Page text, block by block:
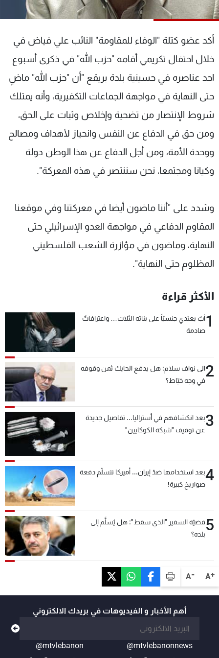
A+
A-
أكد عضو كتلة "الوفاء للمقاومة" النائب علي فياض في
خلال احتفال تكريمي أقامه "حزب الله" في ذكرى أسبوع
احد عناصره في حسينية بلدة بريقع "أن "حزب الله" ماضٍ
حتى النهاية في مواجهة الجماعات التكفيرية، وأنه يمتلك
شروط الإنتصار من تضحية وإخلاص وثبات على الحق،
ومن حق في الدفاع عن النفس وانحياز لأهداف ومصالح
ووحدة الأمة، ومن أجل الدفاع عن هذا الوطن دولة
وكيانا ومجتمعا، نحن سننتصر في هذه المعركة".
وشدد على "أننا ماضون أيضا في معركتنا وفي موقعنا
المقاوم الدفاعي في مواجهة العدو الإسرائيلي حتى
النهاية، وماضون في مؤازرة الشعب الفلسطيني
المظلوم حتى النهاية".
الأكثر قراءة
1أبٌ يعتدي جنسيّاً على بناته الثلاث… واعترافاتٌ
صادمة
2الى نواف سلام: هل يدفع الحايك ثمن وقوفه
في وجه خيّاط؟
3بعد انكشافهم في أستراليا... تفاصيل جديدة
عن توقيف "شبكة الكوكايين"
4بعد استخدامها ضدّ إيران... أميركا تتسلّم دفعة
صواريخ كبيرة!
5قضيّة السفير "الذي سقط": هل يُسلَّم إلى
بلده؟
أهم الأخبار و الفيديوهات في بريدك الالكتروني
@mtvlebanonnews
@mtvlebanon
شاهد البرامج
الترددات
عن MTV
الإنـتـاج
لاعلاناتكم
وظائف
تواصل معنا
شروط الإسـتخدام
سياسة الخصوصية